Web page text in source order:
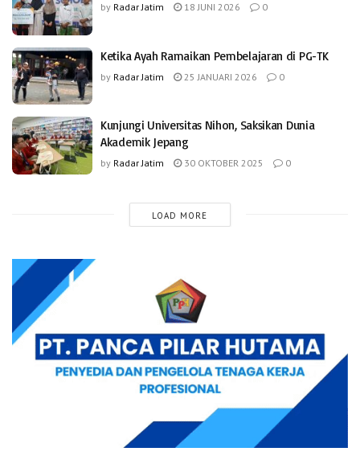
by Radar Jatim 18 JUNI 2026 0
Ketika Ayah Ramaikan Pembelajaran di PG-TK
by Radar Jatim 25 JANUARI 2026 0
Kunjungi Universitas Nihon, Saksikan Dunia
Akademik Jepang
by Radar Jatim 30 OKTOBER 2025 0
LOAD MORE